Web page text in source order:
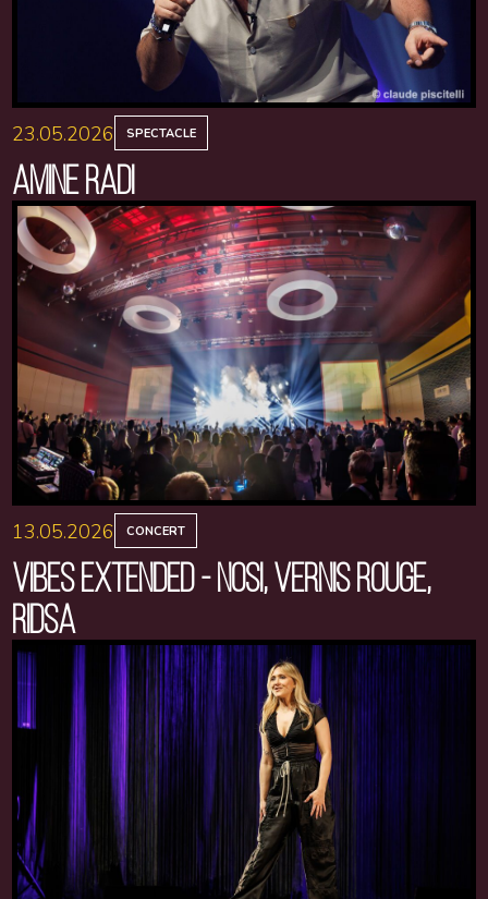
23.05.2026 SPECTACLE
AMINE RADI
13.05.2026 CONCERT
VIBES EXTENDED - NOSI, VERNIS ROUGE,
RIDSA